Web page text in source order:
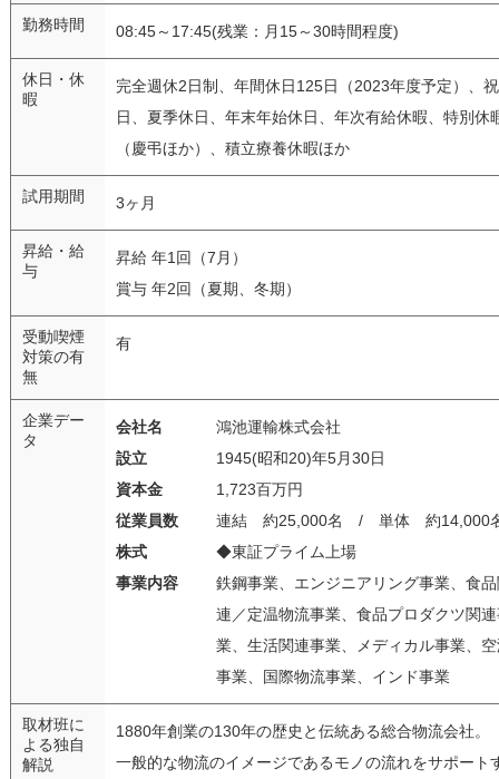
勤務時間 08:45～17:45(残業：月15～30時間程度)
休日・休
暇
完全週休2日制、年間休日125日（2023年度予定）、祝
日、夏季休日、年末年始休日、年次有給休暇、特別休
（慶弔ほか）、積立療養休暇ほか
試用期間 3ヶ月
昇給・給
与
昇給 年1回（7月）
賞与 年2回（夏期、冬期）
受動喫煙
対策の有
無
有
企業デー
タ
会社名
鴻池運輸株式会社
設立
1945(昭和20)年5月30日
資本金
1,723百万円
従業員数
連結 約25,000名 / 単体 約14,000
株式
◆東証プライム上場
事業内容
鉄鋼事業、エンジニアリング事業、食
連／定温物流事業、食品プロダクツ関
業、生活関連事業、メディカル事業、
事業、国際物流事業、インド事業
取材班に
よる独自
解説
1880年創業の130年の歴史と伝統ある総合物流会社。
一般的な物流のイメージであるモノの流れをサポート